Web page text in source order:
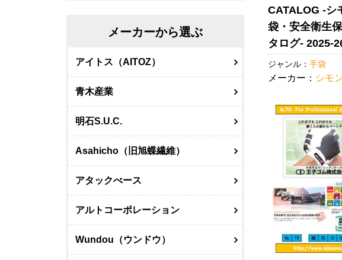
CATALOG -シ
袋・安全衛生
タログ- 2025-
ジャンル： 手袋
メーカー： シモ
メーカーから選ぶ
アイトス（AITOZ）
青木産業
明石S.U.C.
Asahicho（旧旭蝶繊維）
アタックべース
アルトコーポレーション
Wundou（ウンドウ）